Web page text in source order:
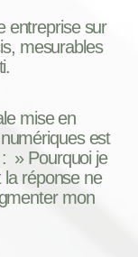
entreprise sur
mesurables
mise en
est
» Pourquoi je
réponse ne
mon